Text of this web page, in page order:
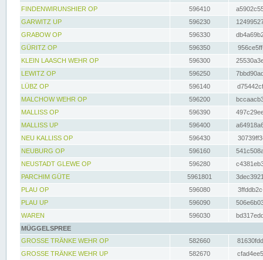
FINDENWIRUNSHIER OP
596410
GARWITZ UP
596230
GRABOW OP
596330
GÜRITZ OP
596350
KLEIN LAASCH WEHR OP
596300
LEWITZ OP
596250
LÜBZ OP
596140
MALCHOW WEHR OP
596200
MALLISS OP
596390
MALLISS UP
596400
NEU KALLISS OP
596430
NEUBURG OP
596160
NEUSTADT GLEWE OP
596280
PARCHIM GÜTE
5961801
PLAU OP
596080
PLAU UP
596090
WAREN
596030
MÜGGELSPREE
GROSSE TRÄNKE WEHR OP
582660
GROSSE TRÄNKE WEHR UP
582670